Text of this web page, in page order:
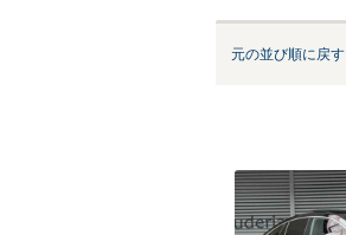
元の並び順に戻す